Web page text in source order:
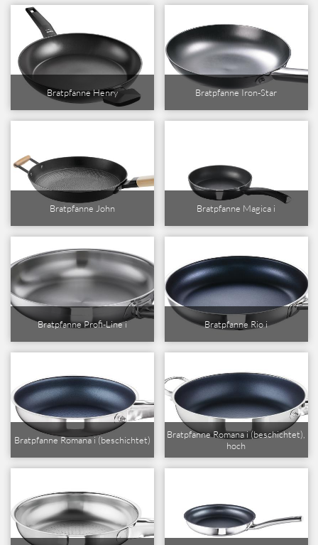
Bratpfanne Henry Bratpfanne Iron-Star
Bratpfanne John Bratpfanne Magica i
Bratpfanne Profi-Line i Bratpfanne Rio i
Bratpfanne Romana i (beschichtet)
Bratpfanne Romana i (beschichtet),
hoch